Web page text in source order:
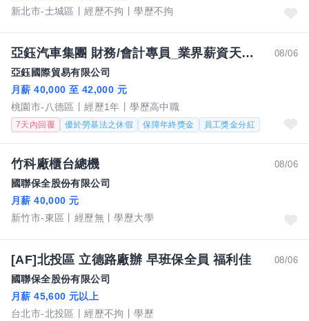
新北市-土城區
經歷不拘 學歷不拘
08/06
亞鈺汽車集團 財務/會計專員_業界薪資天花板
亞鈺國際貿易有限公司
月薪 40,000 至 42,000 元
桃園市-八德區
經歷1年 學歷高中職
7天內回覆 優於勞基法之休假 保障年終獎金 員工獎金分紅
08/06
竹科廠櫃台總機
國聯保全股份有限公司
月薪 40,000 元
新竹市-東區
經歷無 學歷大學
08/06
[AF]北投區 立德路廠辦 早班保全員 福利佳
國聯保全股份有限公司
月薪 45,600 元以上
台北市-北投區
經歷不拘 學歷